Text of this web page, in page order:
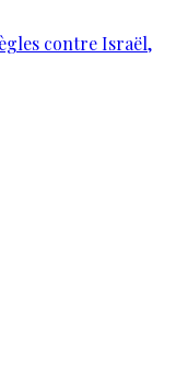
contre Israël,